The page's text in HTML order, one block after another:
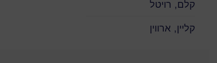
קלם, רויטל
קליין, ארווין